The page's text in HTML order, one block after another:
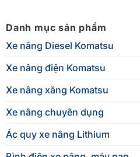
Danh mục sản phẩm
Xe nâng Diesel Komatsu
Xe nâng điện Komatsu
Xe nâng xăng Komatsu
Xe nâng chuyên dụng
Ác quy xe nâng Lithium